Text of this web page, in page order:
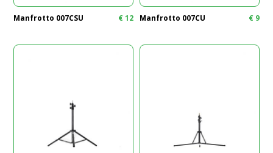
Manfrotto 007CSU €12 Manfrotto 007CU €9